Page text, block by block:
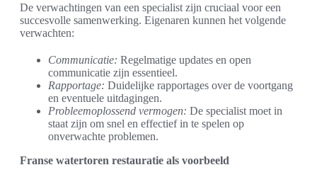
De verwachtingen van een specialist zijn cruciaal voor een
succesvolle samenwerking. Eigenaren kunnen het volgende
verwachten:
Communicatie: Regelmatige updates en open
communicatie zijn essentieel.
Rapportage: Duidelijke rapportages over de voortgang
en eventuele uitdagingen.
Probleemoplossend vermogen: De specialist moet in
staat zijn om snel en effectief in te spelen op
onverwachte problemen.
Franse watertoren restauratie als voorbeeld